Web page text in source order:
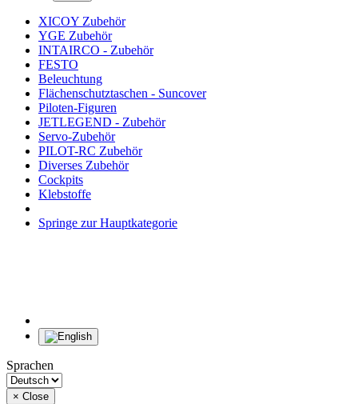
XICOY Zubehör
YGE Zubehör
INTAIRCO - Zubehör
FESTO
Beleuchtung
Flächenschutztaschen - Suncover
Piloten-Figuren
JETLEGEND - Zubehör
Servo-Zubehör
PILOT-RC Zubehör
Diverses Zubehör
Cockpits
Klebstoffe
Springe zur Hauptkategorie
Sprachen
× Close